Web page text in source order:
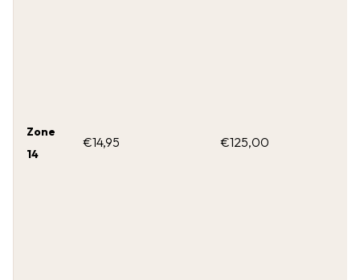
Zone
14
€14,95 €125,00